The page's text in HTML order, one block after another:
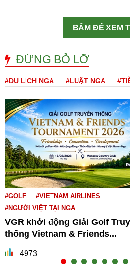
BẤM ĐỂ XEM
ĐỪNG BỎ LỠ
#DU LỊCH NGA #LUẬT NGA
#GOLF
#VIETNAM AIRLINES
#NGƯỜI VIỆT TẠI NGA
VGR khởi động Giải Golf
thống Vietnam & Friends...
4973